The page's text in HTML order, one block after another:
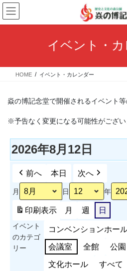
コ
ン
テ
ス
ナ
ビ
ゲ
ン
イベント・
HOME イベント・カレンダー
焱の博記念堂で開催されるイベント等
※予告なく変更になる可能性がござ
2026年8月12日
前へ 本日 次へ
月 日 年
印刷表示 月 週 日
イベント
のカテゴ
リー
コンベンションホー
会議室 全館 公園
文化ホール すべて